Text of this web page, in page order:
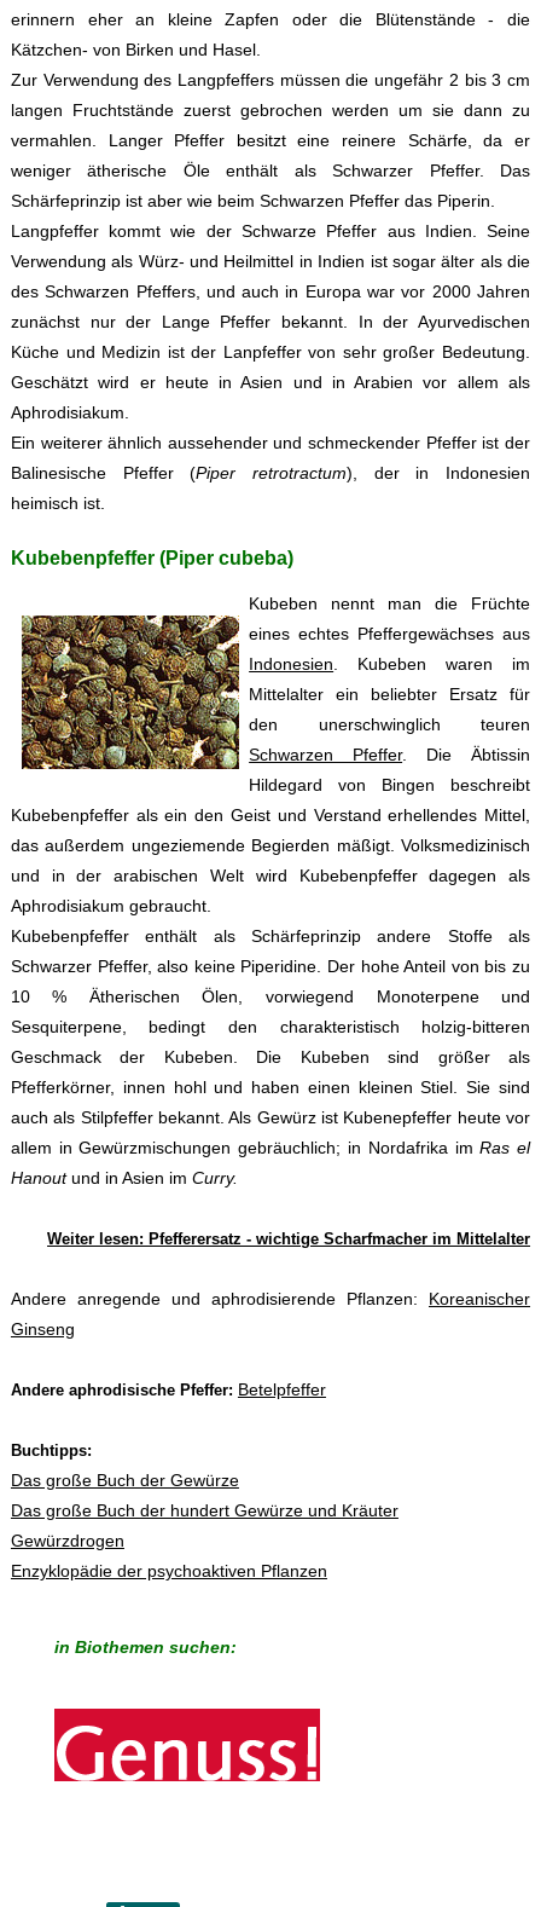
erinnern eher an kleine Zapfen oder die Blütenstände - die
Kätzchen- von Birken und Hasel.
Zur Verwendung des Langpfeffers müssen die ungefähr 2 bis 3 cm
langen Fruchtstände zuerst gebrochen werden um sie dann zu
vermahlen. Langer Pfeffer besitzt eine reinere Schärfe, da er
weniger ätherische Öle enthält als Schwarzer Pfeffer. Das
Schärfeprinzip ist aber wie beim Schwarzen Pfeffer das Piperin.
Langpfeffer kommt wie der Schwarze Pfeffer aus Indien. Seine
Verwendung als Würz- und Heilmittel in Indien ist sogar älter als die
des Schwarzen Pfeffers, und auch in Europa war vor 2000 Jahren
zunächst nur der Lange Pfeffer bekannt. In der Ayurvedischen
Küche und Medizin ist der Lanpfeffer von sehr großer Bedeutung.
Geschätzt wird er heute in Asien und in Arabien vor allem als
Aphrodisiakum.
Ein weiterer ähnlich aussehender und schmeckender Pfeffer ist der
Balinesische Pfeffer (Piper retrotractum), der in Indonesien
heimisch ist.
Kubebenpfeffer (Piper cubeba)
Kubeben nennt man die Früchte
eines echtes Pfeffergewächses aus
Indonesien . Kubeben waren im
Mittelalter ein beliebter Ersatz für
den unerschwinglich teuren
Schwarzen Pfeffer. Die Äbtissin
Hildegard von Bingen beschreibt
Kubebenpfeffer als ein den Geist und Verstand erhellendes Mittel,
das außerdem ungeziemende Begierden mäßigt. Volksmedizinisch
und in der arabischen Welt wird Kubebenpfeffer dagegen als
Aphrodisiakum gebraucht.
Kubebenpfeffer enthält als Schärfeprinzip andere Stoffe als
Schwarzer Pfeffer, also keine Piperidine. Der hohe Anteil von bis zu
10 % Ätherischen Ölen, vorwiegend Monoterpene und
Sesquiterpene, bedingt den charakteristisch holzig-bitteren
Geschmack der Kubeben. Die Kubeben sind größer als
Pfefferkörner, innen hohl und haben einen kleinen Stiel. Sie sind
auch als Stilpfeffer bekannt. Als Gewürz ist Kubenepfeffer heute vor
allem in Gewürzmischungen gebräuchlich; in Nordafrika imRas el
Hanoutund in Asien im Curry.
Weiter lesen: Pfefferersatz - wichtige Scharfmacher im Mittelalter
Andere anregende und aphrodisierende Pflanzen: Koreanischer
Ginseng
Andere aphrodisische Pfeffer: Betelpfeffer
Buchtipps:
Das große Buch der Gewürze
Das große Buch der hundert Gewürze und Kräuter
Gewürzdrogen
Enzyklopädie der psychoaktiven Pflanzen
in Biothemen suchen: